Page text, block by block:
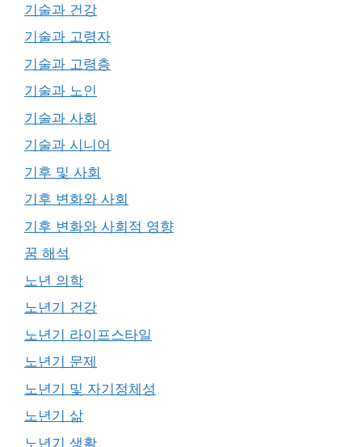
기술과 건강
기술과 고령자
기술과 고령층
기술과 노인
기술과 사회
기술과 시니어
기후 및 사회
기후 변화와 사회
기후 변화와 사회적 영향
꿈 해석
노년 의학
노년기 건강
노년기 라이프스타일
노년기 문제
노년기 및 자기정체성
노년기 삶
노년기 생활